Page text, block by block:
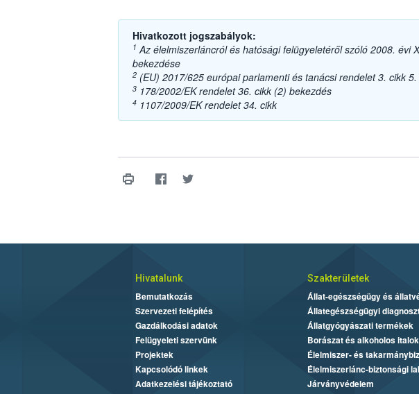
Hivatkozott jogszabályok:
1 Az élelmiszerláncról és hatósági felügyeletéről szóló 2008. évi
bekezdése
2(EU) 2017/625 európai parlamenti és tanácsi rendelet 3. cikk
3178/2002/EK rendelet 36. cikk (2) bekezdés
41107/2009/EK rendelet 34. cikk
Hivatalunk
Bemutatkozás
Szervezeti felépítés
Gazdálkodási adatok
Felügyeleti szervünk
Projektek
Kapcsolódó linkek
Adatkezelési tájékoztató
Szakterületek
Állat-egészségügy és
Állategészségügyi
Állatgyógyászati termékek
Borászat és alkoholos italok
Élelmiszer- és
Élelmiszerlánc-biztonsági
Járványvédelem